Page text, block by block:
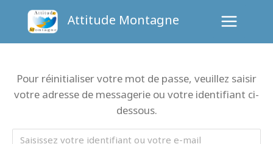
Attitude Montagne
Pour réinitialiser votre mot de passe, veuillez saisir
votre adresse de messagerie ou votre identifiant ci-
dessous.